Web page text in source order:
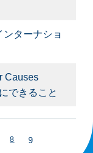
ンターナショ
Causes
できること
8 9